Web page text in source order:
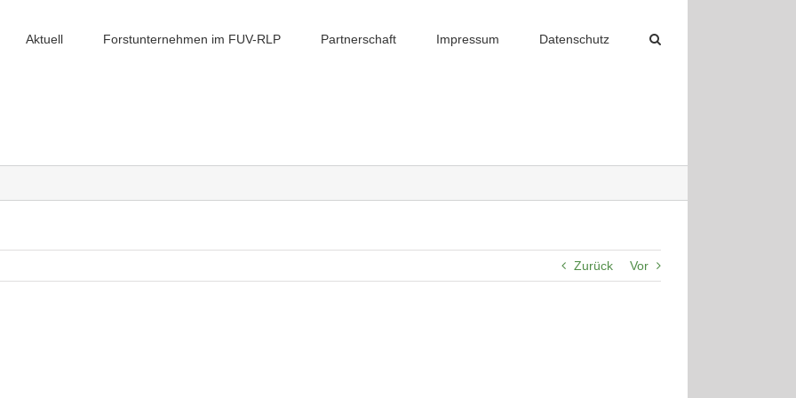
Aktuell Forstunternehmen im FUV-RLP Partnerschaft Impressum Datenschutz
Zurück Vor